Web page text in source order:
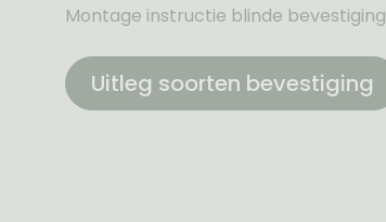
Montage instructie blinde bevestiging
Uitleg soorten bevestiging